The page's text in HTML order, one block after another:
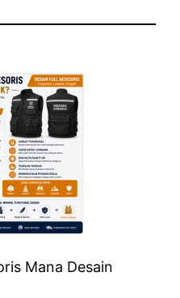
Mana Desain